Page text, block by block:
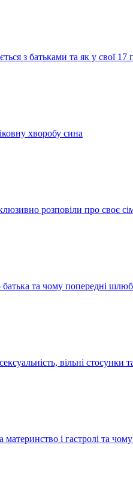
з батьками та як у свої 17
хворобу сина
розповіли про своє
та чому попередні
вільні стосунки
і гастролі та